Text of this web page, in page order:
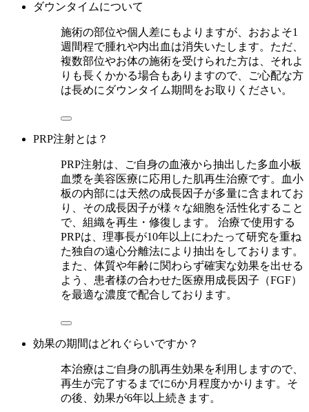
ダウンタイムについて
施術の部位や個人差にもよりますが、おおよそ1
週間程で腫れや内出血は消失いたします。ただ、
複数部位やお体の施術を受けられた方は、それよ
りも長くかかる場合もありますので、ご心配な方
は長めにダウンタイム期間をお取りください。
PRP注射とは？
PRP注射は、ご自身の血液から抽出した多血小板
血漿を美容医療に応用した肌再生治療です。血小
板の内部には天然の成長因子が多量に含まれてお
り、その成長因子が様々な細胞を活性化すること
で、組織を再生・修復します。 治療で使用する
PRPは、理事長が10年以上にわたって研究を重ね
た独自の遠心分離法により抽出をしております。
また、体質や年齢に関わらず確実な効果を出せる
よう、患者様の合わせた医療用成長因子（FGF）
を最適な濃度で配合しております。
効果の期間はどれぐらいですか？
本治療はご自身の肌再生効果を利用しますので、
再生が完了するまでに6か月程度かかります。そ
の後、効果が6年以上続きます。